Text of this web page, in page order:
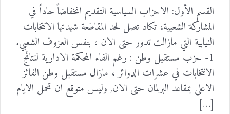
القسم الأول: الاحزاب السياسية التقديم انخفاضاً حاداً في
المشاركة الشعبية، تكاد تصل لحد المقاطعة شهدتها الانتخابات
النيابية التي مازالت تدور حتى الان ، بنفس العزوف الشعبي.
1- حزب مستقبل وطن : رغم الفاء المحكمة الادارية لنتائج
الانتخابات في عشرات الدوائر ، مازال مستقبل وطن الفائز
الاعلى بمقاعد البرلمان حتى الان, وليس متوقع ان تحمل الايام
[…]